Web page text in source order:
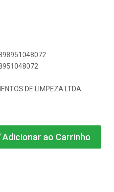
DE LIMPEZA LTDA
Adicionar ao Carrinho